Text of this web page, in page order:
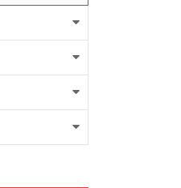
참고)
다.(적용법본
/sk2번
레드 되었습
참고)
설
칭(윈도우, 안
버 삭제관련
도입에 따른